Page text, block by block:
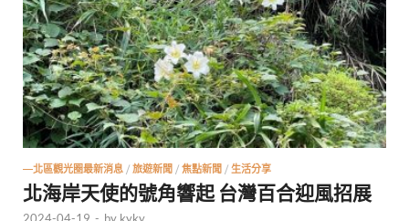
—北區觀光圈最新消息 / 旅遊新聞 / 焦點新聞 / 生活分享
北海岸天使的號角響起 台灣百合迎風招展